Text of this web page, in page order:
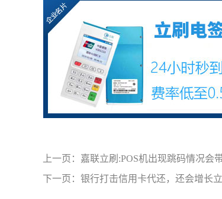
上一页： 嘉联立刷:POS机出现跳码情况会
下一页： 银行打击信用卡代还，还会增长